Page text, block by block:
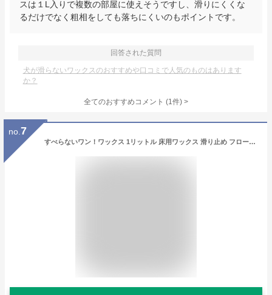
スは１L入りで複数の部屋に使えそうですし、滑りにくくな
るだけでなく粗相をしても落ちにくいのもポイントです。
回答された質問
犬が滑らないワックスのおすすめや口コミで人気のものはあります
か？
全てのおすすめコメント (1件) >
no. 7
すべらないワン！ワックス 1リットル 床用ワックス 滑り止め フローリング 床 ワックス フローリング タイル クッションタイル リノリウム 床 犬 猫 ペット すべりにくい 樹脂ワックス オーブ・テック